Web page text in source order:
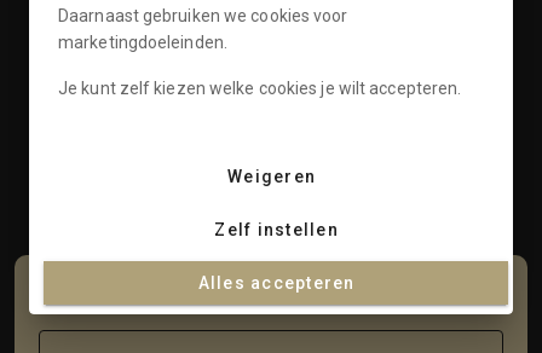
Openingstijden
Klantenservice
Schrijf je in voor onze nieuwsbrief
Daarnaast gebruiken we cookies voor
marketingdoeleinden.
Je kunt zelf kiezen welke cookies je wilt accepteren.
Weigeren
Zelf instellen
Alles accepteren